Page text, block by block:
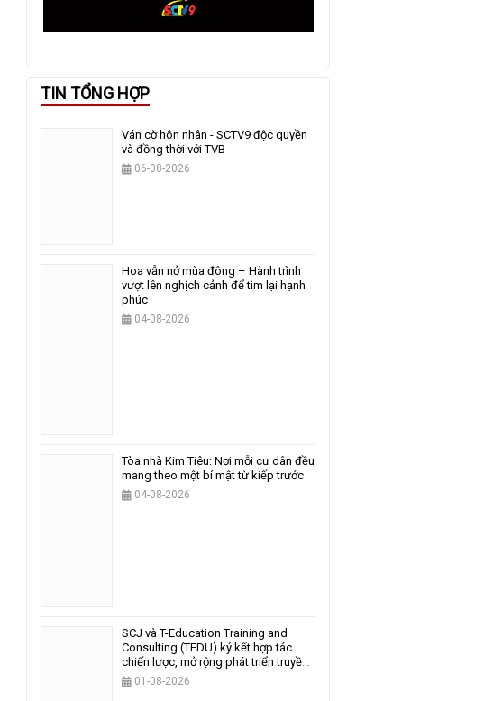
TIN TỔNG HỢP
Ván cờ hôn nhân - SCTV9 độc quyền
và đồng thời với TVB
06-08-2026
Hoa vẫn nở mùa đông – Hành trình
vượt lên nghịch cảnh để tìm lại hạnh
phúc
04-08-2026
Tòa nhà Kim Tiêu: Nơi mỗi cư dân đều
mang theo một bí mật từ kiếp trước
04-08-2026
SCJ và T-Education Training and
Consulting (TEDU) ký kết hợp tác
chiến lược, mở rộng phát triển truyền
thông và giáo dục
01-08-2026